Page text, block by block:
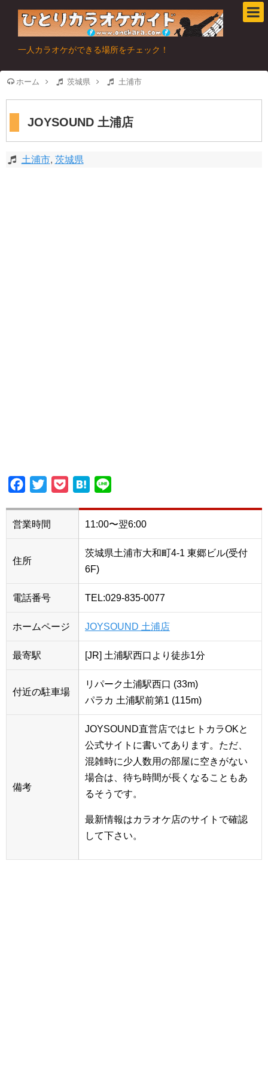
一人カラオケができる場所をチェック！
ホーム 茨城県 土浦市
JOYSOUND 土浦店
土浦市, 茨城県
Facebook
Twitter PocketHatena
営業時間 11:00〜翌6:00
住所
茨城県土浦市大和町4-1 東郷ビル(受付
6F)
電話番号 TEL:029-835-0077
ホームページ JOYSOUND 土浦店
最寄駅 [JR] 土浦駅西口より徒歩1分
付近の駐車場
リパーク土浦駅西口 (33m)
パラカ 土浦駅前第1 (115m)
備考
JOYSOUND直営店ではヒトカラOKと
公式サイトに書いてあります。ただ、
混雑時に少人数用の部屋に空きがない
場合は、待ち時間が長くなることもあ
るそうです。
最新情報はカラオケ店のサイトで確認
して下さい。